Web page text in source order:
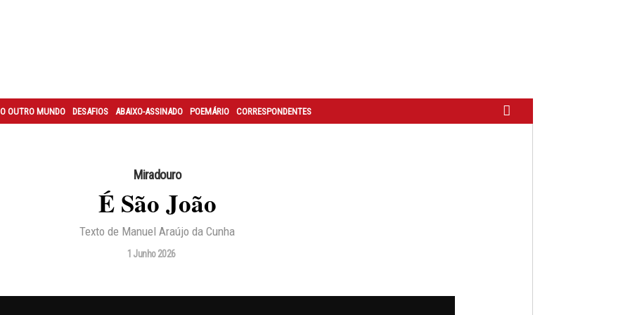
OUTRO MUNDO DESAFIOS ABAIXO-ASSINADO POEMÁRIO CORRESPONDENTES
Miradouro
É São João
Texto de Manuel Araújo da Cunha
1 Junho 2026